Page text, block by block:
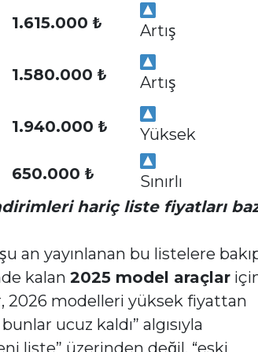
1.615.000 ₺ Artış
1.580.000 ₺ Artış
1.940.000 ₺ Yüksek
650.000 ₺
Sınırlı
hariç liste fiyatları
an yayınlanan bu listelere
kalan 2025 model araçlar
2026 modelleri yüksek fiyattan
ucuz kaldı” algısıyla